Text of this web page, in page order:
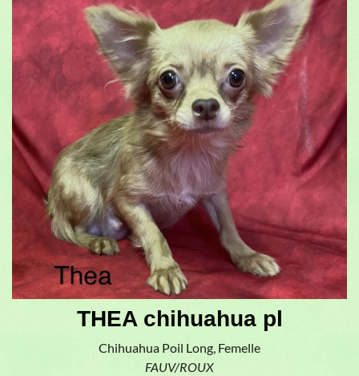
THEA chihuahua pl
Chihuahua Poil Long, Femelle
FAUV/ROUX